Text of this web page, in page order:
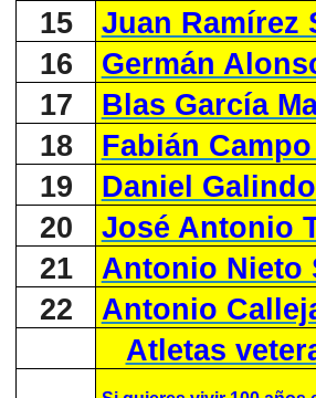
15
Juan Ramírez
16
Germán
17
Blas García
18
Fabián
19
Daniel
20
José Antonio
21
Antonio Nieto
22
Antonio
Atletas